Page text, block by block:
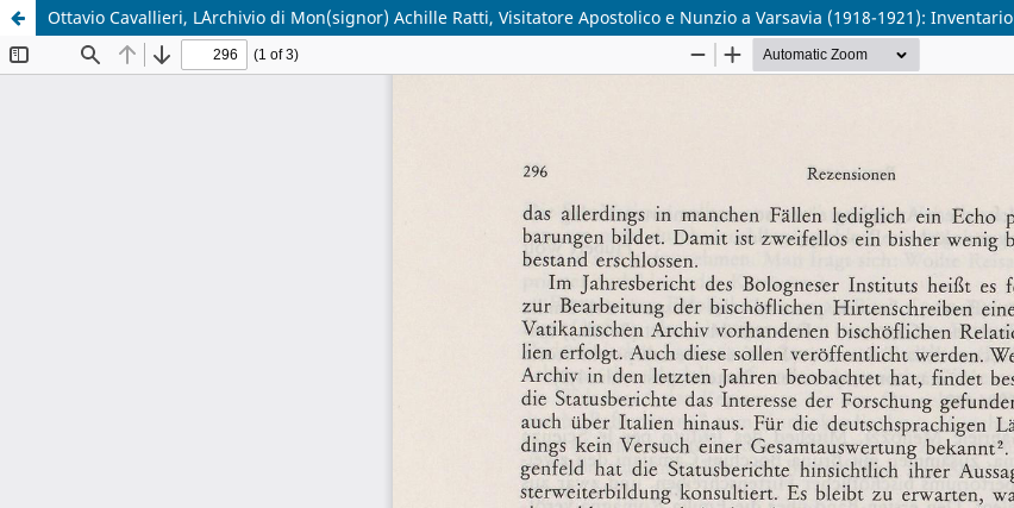
Ottavio Cavallieri, L´Archivio di Mon(signor) Achille Ratti, Visitatore Apostolico e Nunzio a Varsavia (1918-1921): Inventario